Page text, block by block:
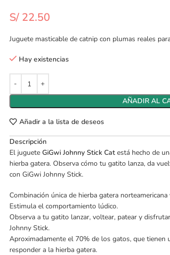
S/22.50
Juguete masticable de catnip con plumas reales
Hay existencias
AÑADIR AL
Añadir a la lista de deseos
Descripción
El juguete GiGwi Johnny Stick Catestá hecho de
hierba gatera. Observa cómo tu gatito lanza, da
con GiGwi Johnny Stick.
Combinación única de hierba gatera
Estimula el comportamiento lúdico.
Observa a tu gatito lanzar, voltear, patear y
Johnny Stick.
Aproximadamente el 70% de los gatos, que tienen
responder a la hierba gatera.